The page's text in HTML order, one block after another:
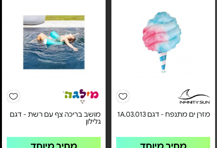
מזרן ים מתנפח - דגם 1A.03.013
מושב בריכה צף עם רשת - דגם
גלילון